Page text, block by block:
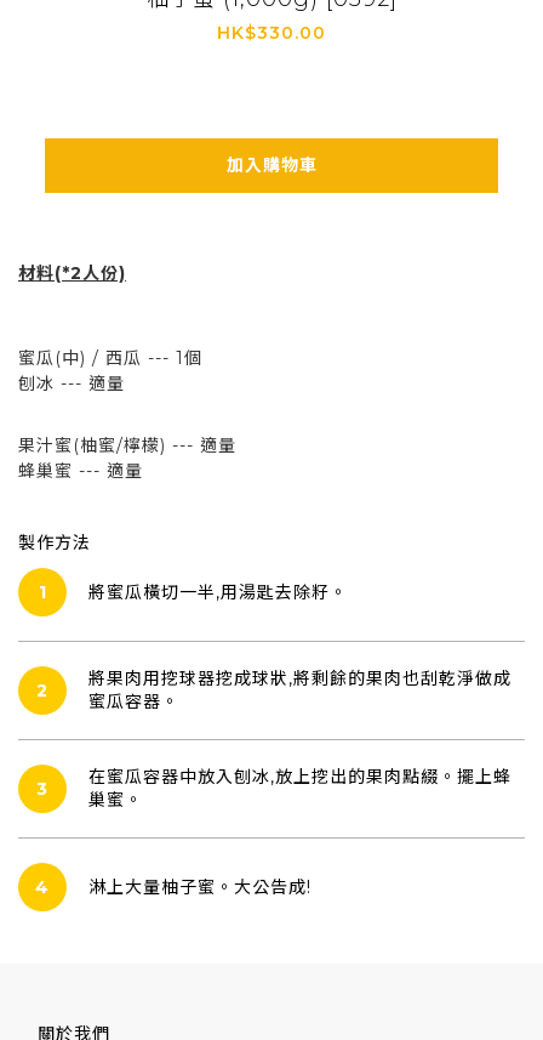
HK$330.00
加入購物車
材料(*2人份)
蜜瓜(中) / 西瓜 --- 1個
刨冰 --- 適量
果汁蜜(柚蜜/檸檬) --- 適量
蜂巢蜜 --- 適量
製作方法
1 將蜜瓜橫切一半,用湯匙去除籽。
2
將果肉用挖球器挖成球狀,將剩餘的果肉也刮乾淨做成
蜜瓜容器。
3
在蜜瓜容器中放入刨冰,放上挖出的果肉點綴。擺上蜂
巢蜜。
4 淋上大量柚子蜜。大公告成!
關於我們